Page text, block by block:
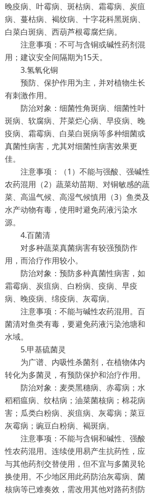
晚疫病、叶霉病、斑枯病、霜霉病、炭疽
病、蔓枯病、褐纹病、十字花科黑斑病、
白菜白斑病、西葫芦根霉腐烂病。
注意事项：不可与含铜或碱性药剂混
用；建议安全间隔期为15天。
3.氢氧化铜
预防、保护作用为主，并对植物生长
有刺激作用。
防治对象：细菌性角斑病、细菌性叶
斑病、软腐病、芹菜烂心病、早疫病、晚
疫病、霜霉病、白菜白斑病等多种细菌或
真菌性病害，尤其对细菌性病害效果更
佳。
注意事项：（1）不能与强酸、强碱性
农药混用（2）蔬菜幼苗期、对铜敏感的蔬
菜、高温气候、高湿气候慎用（3）鱼类及
水产动物有毒，使用时避免药液污染水
源。
4.百菌清
对多种蔬菜真菌病害有较强预防作
用，而洽疗作用较小。
防治对象：预防多种真菌性病害，如
霜霉病、炭疽病、白粉病、疫病、早疫
病、晚疫病、绵疫病、灰霉病。
注意事项：不能与碱性农药混用。百
菌清对鱼类有毒，要避免药液污染池塘和
水域。
5.甲基硫菌灵
为广谱、内吸性杀菌剂，在植物体内
转化为多菌灵，有预防保护和治疗作用。
防治对象：麦类黑穗病、赤霉病；水
稻稻瘟病、纹枯病；油菜菌核病；棉花病
害；瓜类白粉病、炭疽病、灰霉病；菜豆
灰霉病；豌豆白粉病、褐斑病。
注意事项：不能与含铜和碱性、强酸
性农药混用。连续使用易产生抗药性，应
与其他药剂交替使用，但不宜与多菌灵轮
换使用。不少地区用此药防治灰霉病、菌
核病等已难奏效，需改用其他对路药剂防